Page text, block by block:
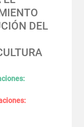
DEL